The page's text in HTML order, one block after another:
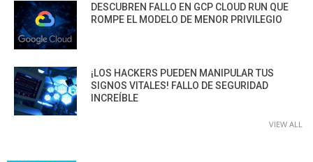
DESCUBREN FALLO EN GCP CLOUD RUN QUE
ROMPE EL MODELO DE MENOR PRIVILEGIO
¡LOS HACKERS PUEDEN MANIPULAR TUS
SIGNOS VITALES! FALLO DE SEGURIDAD
INCREÍBLE
VIEW ALL